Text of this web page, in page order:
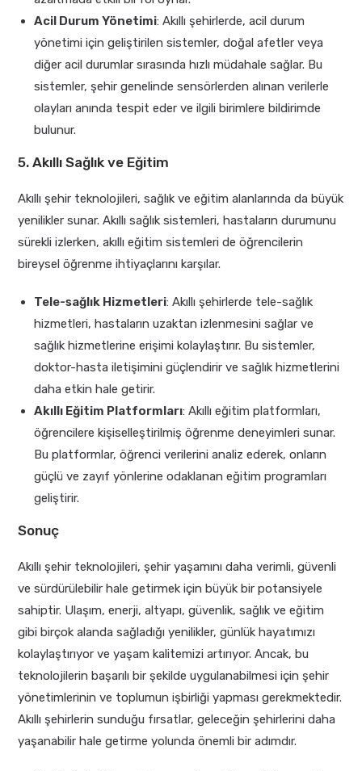
Acil Durum Yönetimi: Akıllı şehirlerde, acil durum
yönetimi için geliştirilen sistemler, doğal afetler veya
diğer acil durumlar sırasında hızlı müdahale sağlar. Bu
sistemler, şehir genelinde sensörlerden alınan verilerle
olayları anında tespit eder ve ilgili birimlere bildirimde
bulunur.
5. Akıllı Sağlık ve Eğitim
Akıllı şehir teknolojileri, sağlık ve eğitim alanlarında da büyük
yenilikler sunar. Akıllı sağlık sistemleri, hastaların durumunu
sürekli izlerken, akıllı eğitim sistemleri de öğrencilerin
bireysel öğrenme ihtiyaçlarını karşılar.
Tele-sağlık Hizmetleri: Akıllı şehirlerde tele-sağlık
hizmetleri, hastaların uzaktan izlenmesini sağlar ve
sağlık hizmetlerine erişimi kolaylaştırır. Bu sistemler,
doktor-hasta iletişimini güçlendirir ve sağlık hizmetlerini
daha etkin hale getirir.
Akıllı Eğitim Platformları: Akıllı eğitim platformları,
öğrencilere kişiselleştirilmiş öğrenme deneyimleri sunar.
Bu platformlar, öğrenci verilerini analiz ederek, onların
güçlü ve zayıf yönlerine odaklanan eğitim programları
geliştirir.
Sonuç
Akıllı şehir teknolojileri, şehir yaşamını daha verimli, güvenli
ve sürdürülebilir hale getirmek için büyük bir potansiyele
sahiptir. Ulaşım, enerji, altyapı, güvenlik, sağlık ve eğitim
gibi birçok alanda sağladığı yenilikler, günlük hayatımızı
kolaylaştırıyor ve yaşam kalitemizi artırıyor. Ancak, bu
teknolojilerin başarılı bir şekilde uygulanabilmesi için şehir
yönetimlerinin ve toplumun işbirliği yapması gerekmektedir.
Akıllı şehirlerin sunduğu fırsatlar, geleceğin şehirlerini daha
yaşanabilir hale getirme yolunda önemli bir adımdır.